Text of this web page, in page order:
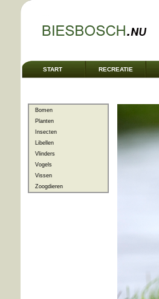
START RECREATIE
Bomen
Planten
Insecten
Libellen
Vlinders
Vogels
Vissen
Zoogdieren